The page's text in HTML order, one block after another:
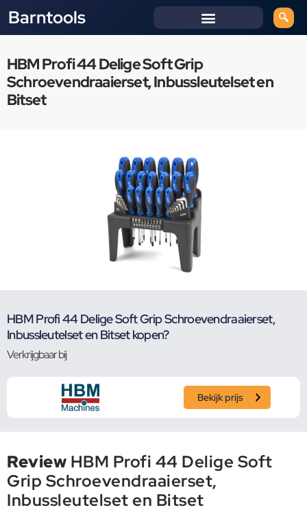
Barntools
HBM Profi 44 Delige Soft Grip
Schroevendraaierset, Inbussleutelset en
Bitset
HBM Profi 44 Delige Soft Grip Schroevendraaierset,
Inbussleutelset en Bitset kopen?
Verkrijgbaar bij
Bekijk prijs
Review HBM Profi 44 Delige Soft
Grip Schroevendraaierset,
Inbussleutelset en Bitset